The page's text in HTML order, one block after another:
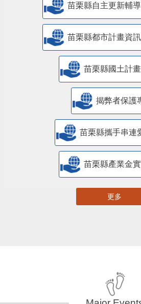
苗栗縣自主更新輔
苗栗縣都市計畫資
苗栗縣國土計
揭弊者保護
苗栗縣攜手串連
苗栗縣產業金
更多